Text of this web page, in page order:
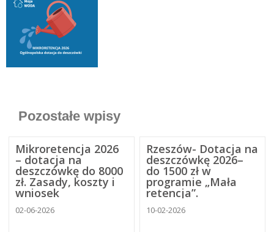
Pozostałe wpisy
Mikroretencja 2026
– dotacja na
deszczówkę do 8000
zł. Zasady, koszty i
wniosek
02-06-2026
Rzeszów- Dotacja na
deszczówkę 2026–
do 1500 zł w
programie „Mała
retencja”.
10-02-2026